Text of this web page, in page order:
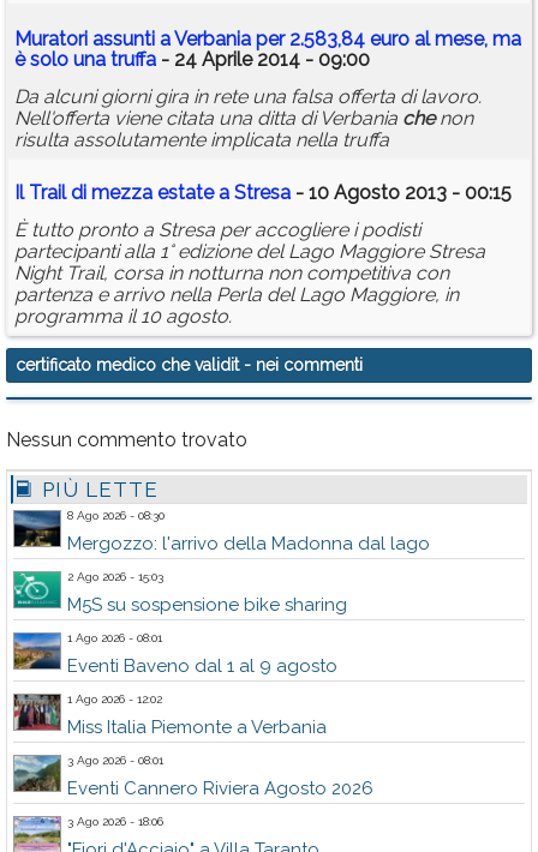
Muratori assunti a Verbania per 2.583,84 euro al mese, ma
è solo una truffa - 24 Aprile 2014 - 09:00
Da alcuni giorni gira in rete una falsa offerta di lavoro.
Nell'offerta viene citata una ditta di Verbania chenon
risulta assolutamente implicata nella truffa
Il Trail di mezza estate a Stresa - 10 Agosto 2013 - 00:15
È tutto pronto a Stresa per accogliere i podisti
partecipanti alla 1° edizione del Lago Maggiore Stresa
Night Trail, corsa in notturna non competitiva con
partenza e arrivo nella Perla del Lago Maggiore, in
programma il 10 agosto.
certificato medico che validit- nei commenti
Nessun commento trovato
PIÙ LETTE
8 Ago 2026 - 08:30
Mergozzo: l'arrivo della Madonna dal lago
2 Ago 2026 - 15:03
M5S su sospensione bike sharing
1 Ago 2026 - 08:01
Eventi Baveno dal 1 al 9 agosto
1 Ago 2026 - 12:02
Miss Italia Piemonte a Verbania
3 Ago 2026 - 08:01
Eventi Cannero Riviera Agosto 2026
3 Ago 2026 - 18:06